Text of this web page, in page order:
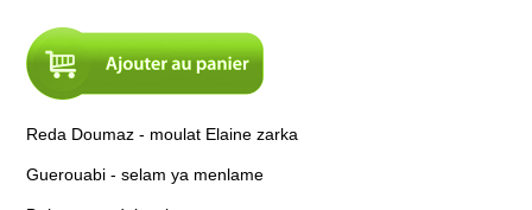
Reda Doumaz - moulat Elaine zarka
Guerouabi - selam ya menlame